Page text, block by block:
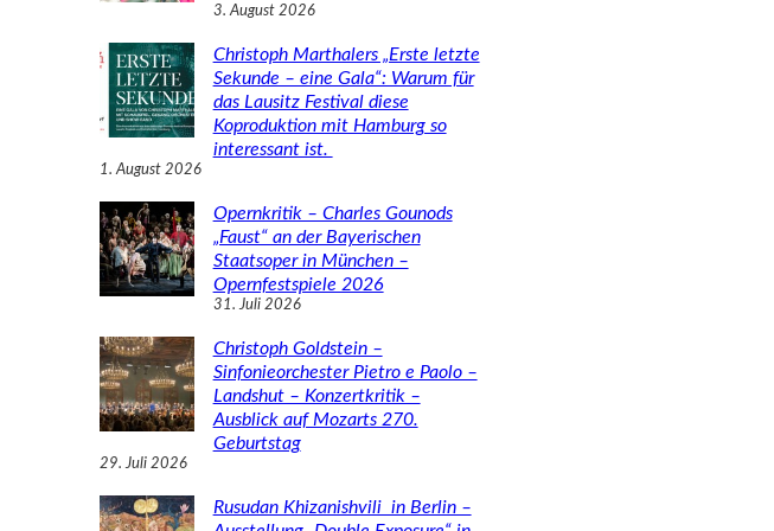
3. August 2026
Christoph Marthalers „Erste letzte
Sekunde – eine Gala“: Warum für
das Lausitz Festival diese
Koproduktion mit Hamburg so
interessant ist.
1. August 2026
Opernkritik – Charles Gounods
„Faust“ an der Bayerischen
Staatsoper in München –
Opernfestspiele 2026
31. Juli 2026
Christoph Goldstein –
Sinfonieorchester Pietro e Paolo –
Landshut – Konzertkritik –
Ausblick auf Mozarts 270.
Geburtstag
29. Juli 2026
Rusudan Khizanishvili in Berlin –